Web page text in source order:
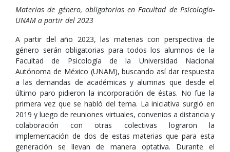
Materias de género, obligatorias en Facultad de Psicología-
UNAM a partir del 2023
A partir del año 2023, las materias con perspectiva de
género serán obligatorias para todos los alumnos de la
Facultad de Psicología de la Universidad Nacional
Autónoma de México (UNAM), buscando así dar respuesta
a las demandas de académicas y alumnas que desde el
último paro pidieron la incorporación de éstas. No fue la
primera vez que se habló del tema. La iniciativa surgió en
2019 y luego de reuniones virtuales, convenios a distancia y
colaboración con otras colectivas lograron la
implementación de dos de estas materias que para esta
generación se llevan de manera optativa. Durante el